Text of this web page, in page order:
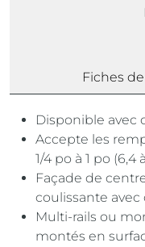
Fiches
Disponible avec
Accepte les
1/4 po à 1 po (6,4
Façade de
coulissante
Multi-rails ou
montés en